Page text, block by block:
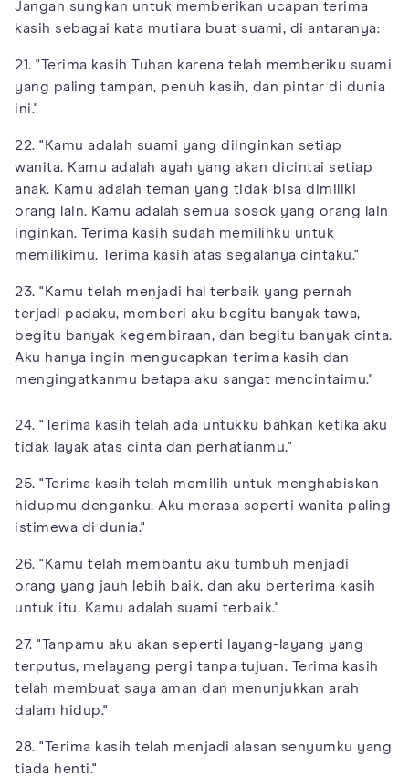
Jangan sungkan untuk memberikan ucapan terima
kasih sebagai kata mutiara buat suami, di antaranya:
21. "Terima kasih Tuhan karena telah memberiku suami
yang paling tampan, penuh kasih, dan pintar di dunia
ini."
22. "Kamu adalah suami yang diinginkan setiap
wanita. Kamu adalah ayah yang akan dicintai setiap
anak. Kamu adalah teman yang tidak bisa dimiliki
orang lain. Kamu adalah semua sosok yang orang lain
inginkan. Terima kasih sudah memilihku untuk
memilikimu. Terima kasih atas segalanya cintaku."
23. "Kamu telah menjadi hal terbaik yang pernah
terjadi padaku, memberi aku begitu banyak tawa,
begitu banyak kegembiraan, dan begitu banyak cinta.
Aku hanya ingin mengucapkan terima kasih dan
mengingatkanmu betapa aku sangat mencintaimu."
24. "Terima kasih telah ada untukku bahkan ketika aku
tidak layak atas cinta dan perhatianmu."
25. "Terima kasih telah memilih untuk menghabiskan
hidupmu denganku. Aku merasa seperti wanita paling
istimewa di dunia."
26. "Kamu telah membantu aku tumbuh menjadi
orang yang jauh lebih baik, dan aku berterima kasih
untuk itu. Kamu adalah suami terbaik."
27. "Tanpamu aku akan seperti layang-layang yang
terputus, melayang pergi tanpa tujuan. Terima kasih
telah membuat saya aman dan menunjukkan arah
dalam hidup."
28. "Terima kasih telah menjadi alasan senyumku yang
tiada henti."